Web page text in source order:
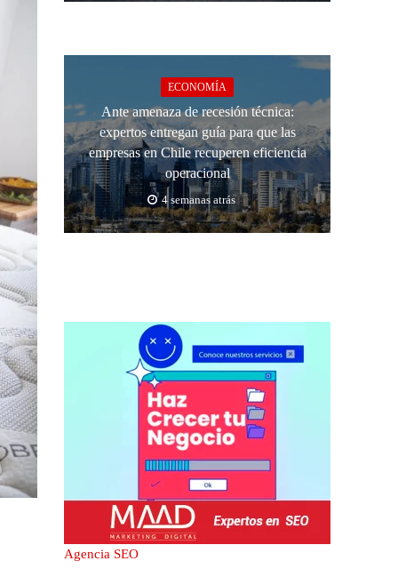
ECONOMÍA
Ante amenaza de recesión técnica:
expertos entregan guía para que las
empresas en Chile recuperen eficiencia
operacional
4 semanas atrás
Agencia SEO